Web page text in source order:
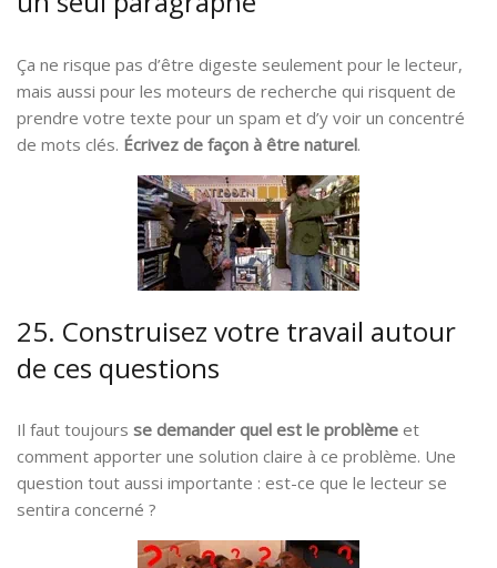
Ça ne risque pas d’être digeste seulement pour le lecteur,
mais aussi pour les moteurs de recherche qui risquent de
prendre votre texte pour un spam et d’y voir un concentré
de mots clés. Écrivez de façon à être naturel.
25. Construisez votre travail autour
de ces questions
Il faut toujours se demander quel est le problème et
comment apporter une solution claire à ce problème. Une
question tout aussi importante : est-ce que le lecteur se
sentira concerné ?